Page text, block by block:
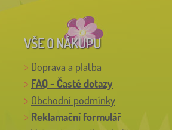
VŠE O NÁKUPU
Doprava a platba
FAQ - Časté dotazy
Obchodní podmínky
Reklamační formulář